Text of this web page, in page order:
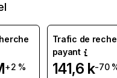
+2 %
Trafic de
payant
141,6 k-70